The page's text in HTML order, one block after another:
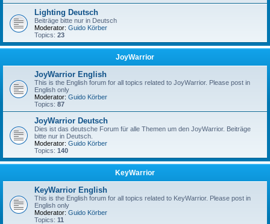
Lighting Deutsch
Beiträge bitte nur in Deutsch
Moderator: Guido Körber
Topics: 23
JoyWarrior
JoyWarrior English
This is the English forum for all topics related to JoyWarrior. Please post in
English only
Moderator: Guido Körber
Topics: 87
JoyWarrior Deutsch
Dies ist das deutsche Forum für alle Themen um den JoyWarrior. Beiträge
bitte nur in Deutsch.
Moderator: Guido Körber
Topics: 140
KeyWarrior
KeyWarrior English
This is the English forum for all topics related to KeyWarrior. Please post in
English only
Moderator: Guido Körber
Topics: 11